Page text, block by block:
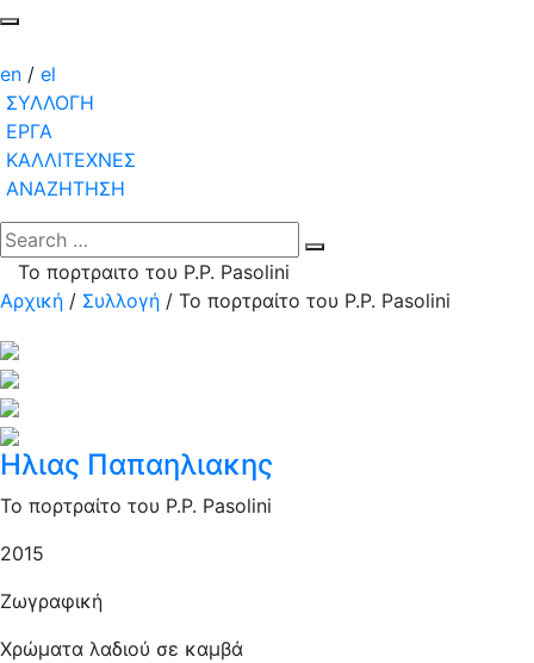
en / el
ΣΥΛΛΟΓΗ
ΕΡΓΑ
ΚΑΛΛΙΤΕΧΝΕΣ
ΑΝΑΖΗΤΗΣΗ
Το πορτραιτο του P.P. Pasolini
Αρχική / Συλλογή / Το πορτραίτο του P.P. Pasolini
Ηλιας Παπαηλιακης
Το πορτραίτο του P.P. Pasolini
2015
Ζωγραφική
Χρώματα λαδιού σε καμβά